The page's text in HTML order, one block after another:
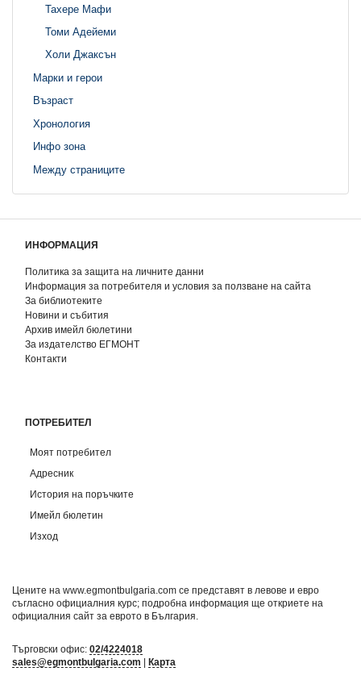
Тахере Мафи
Томи Адейеми
Холи Джаксън
Марки и герои
Възраст
Хронология
Инфо зона
Между страниците
ИНФОРМАЦИЯ
Политика за защита на личните данни
Информация за потребителя и условия за ползване на сайта
За библиотеките
Новини и събития
Архив имейл бюлетини
За издателство ЕГМОНТ
Контакти
ПОТРЕБИТЕЛ
Моят потребител
Адресник
История на поръчките
Имейл бюлетин
Изход
Цените на www.egmontbulgaria.com се представят в левове и евро
съгласно официалния курс; подробна информация ще откриете на
официалния сайт за еврото в България
Търговски офис: 02/4224018
sales@egmontbulgaria.com | Карта